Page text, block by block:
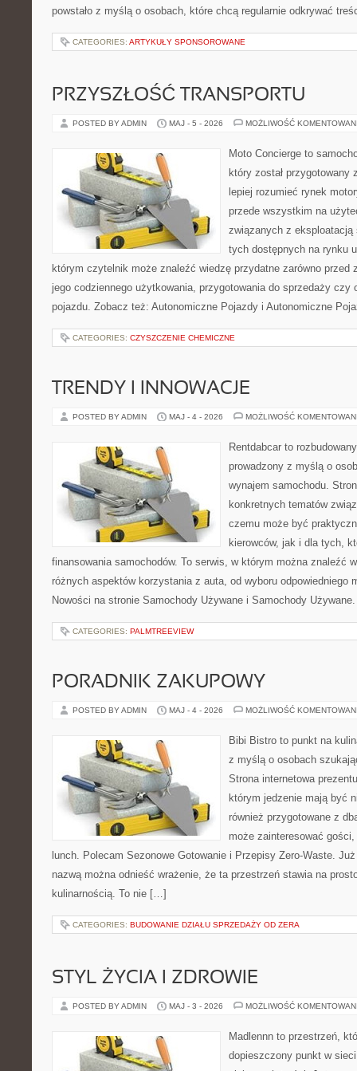
powstało z myślą o osobach, które chcą regularnie odkrywać
CATEGORIES: ARTYKUŁY SPONSOROWANE
PRZYSZŁOŚĆ TRANSPORTU
POSTED BY ADMIN MAJ - 5 - 2026 MOŻLIWOŚĆ
Moto Concierge to
który został
lepiej rozumieć rynek
przede wszystkim na
związanych z eksploatacją
tych dostępnych na rynku
którym czytelnik może znaleźć wiedzę przydatne zarówno przed
jego codziennego użytkowania, przygotowania do sprzedaży czy
pojazdu. Zobacz też: Autonomiczne Pojazdy i Autonomiczne
CATEGORIES: CZYSZCZENIE CHEMICZNE
TRENDY I INNOWACJE
POSTED BY ADMIN MAJ - 4 - 2026 MOŻLIWOŚĆ
Rentdabcar to
prowadzony z myślą o
wynajem samochodu.
konkretnych tematów
czemu może być
kierowców, jak i dla tych,
finansowania samochodów. To serwis, w którym można znaleźć
różnych aspektów korzystania z auta, od wyboru odpowiedniego
Nowości na stronie Samochody Używane i Samochody
CATEGORIES: PALMTREEVIEW
PORADNIK ZAKUPOWY
POSTED BY ADMIN MAJ - 4 - 2026 MOŻLIWOŚĆ
Bibi Bistro to punkt na
z myślą o osobach
Strona internetowa
którym jedzenie mają być
również przygotowane z
może zainteresować
lunch. Polecam Sezonowe Gotowanie i Przepisy Zero-Waste.
nazwą można odnieść wrażenie, że ta przestrzeń stawia na
kulinarnością. To nie […]
CATEGORIES: BUDOWANIE DZIAŁU SPRZEDAŻY OD ZERA
STYL ŻYCIA I ZDROWIE
POSTED BY ADMIN MAJ - 3 - 2026 MOŻLIWOŚĆ
Madlennn to przestrzeń,
dopieszczony punkt w